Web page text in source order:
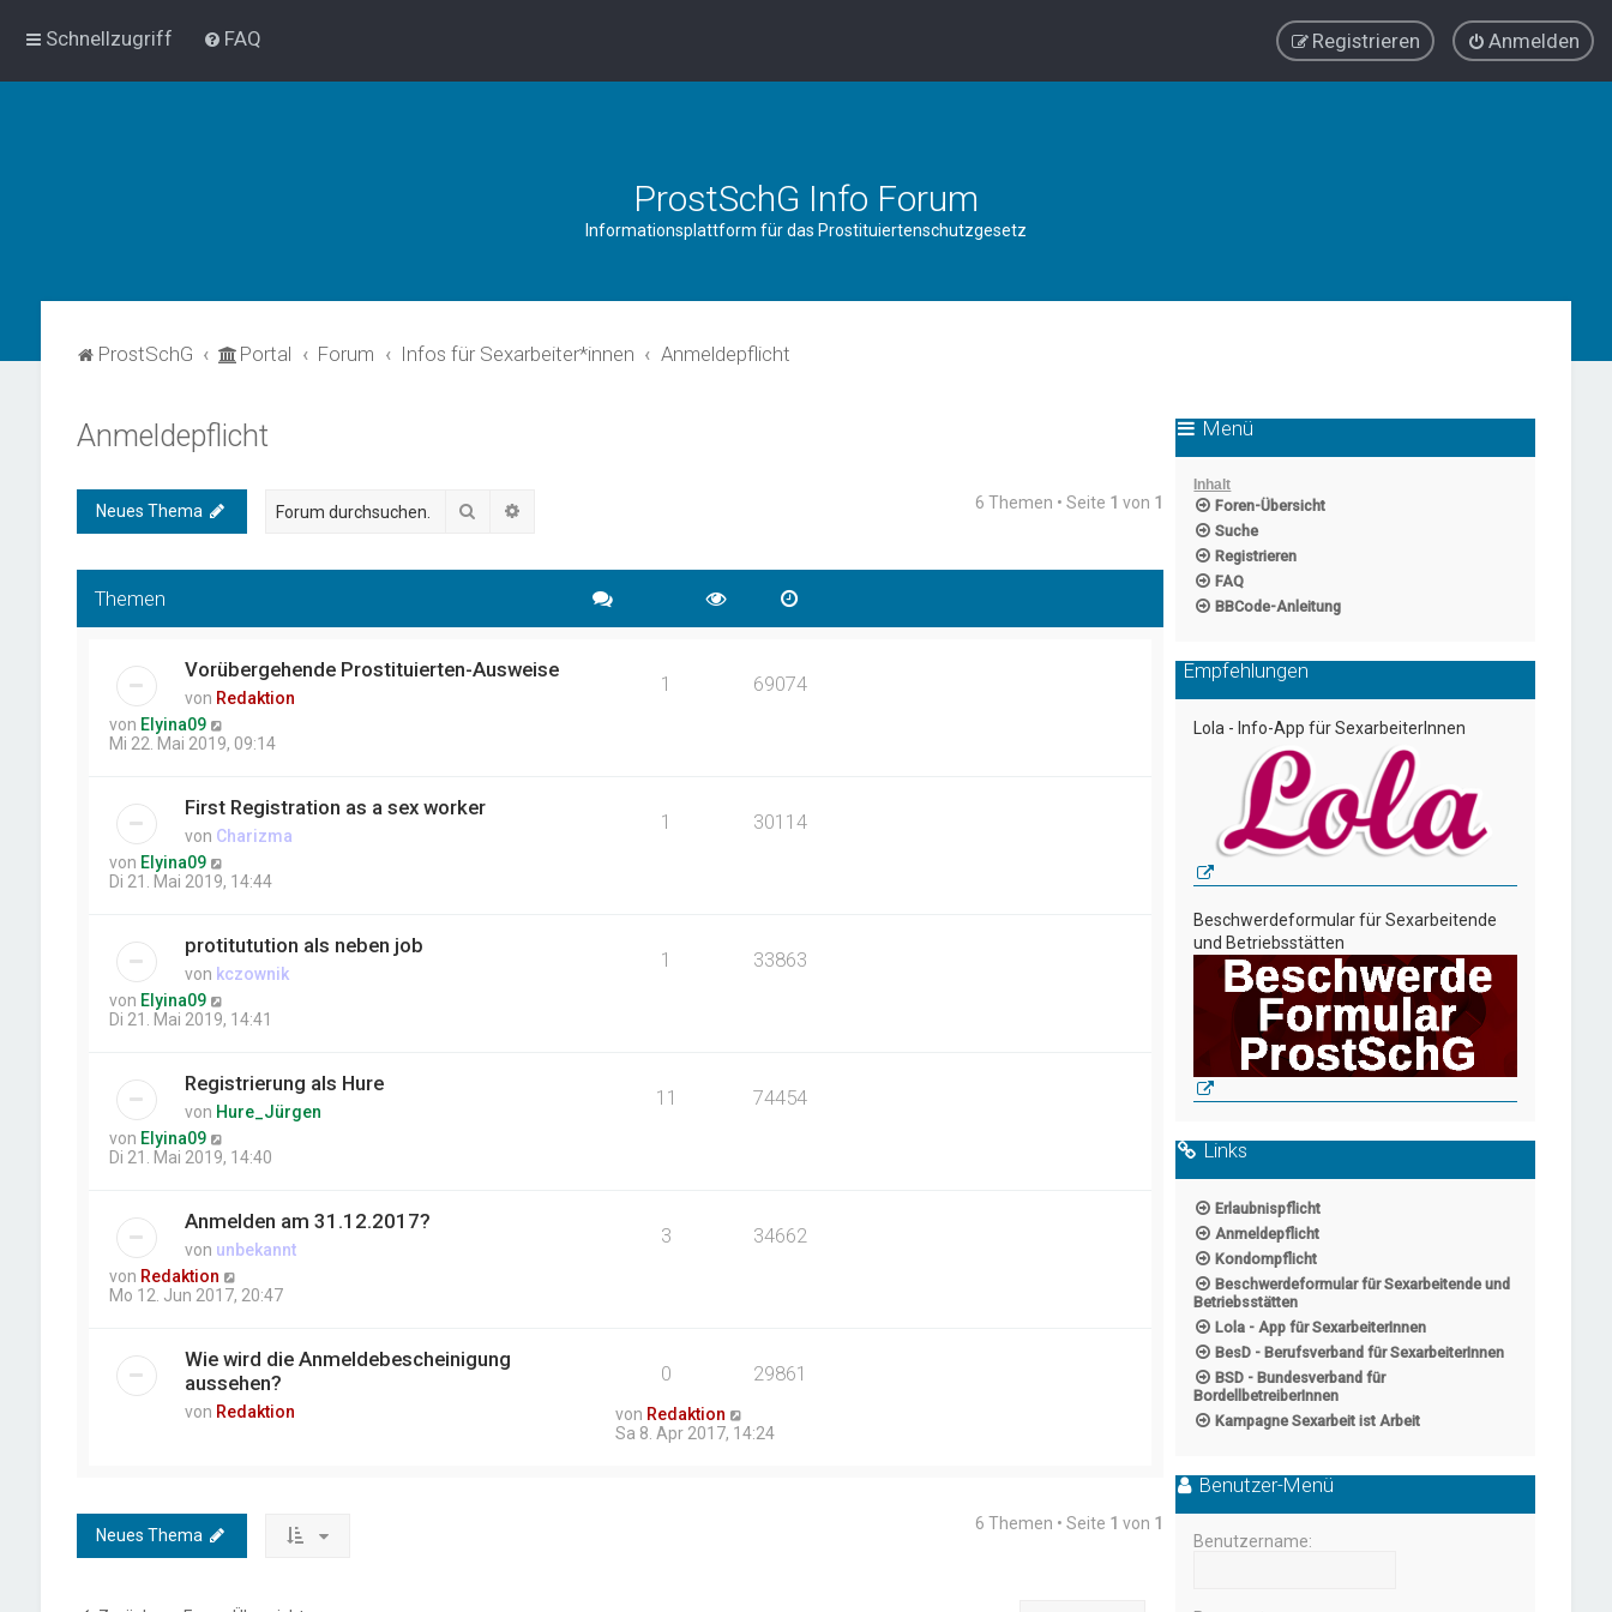
Schnellzugriff FAQ Anmelden
Registrieren
ProstSchG Info Forum
Informationsplattform für das Prostituiertenschutzgesetz
ProstSchG Portal Forum Infos für Sexarbeiter*innen Anmeldepflicht
Anmeldepflicht
Neues Thema Suche 6 Themen • Seite 1 von 1
Themen
Vorübergehende Prostituierten-Ausweise
von Redaktion
1 69074
von Elyina09
Mi 22. Mai 2019, 09:14
First Registration as a sex worker
von Charizma
1 30114
von Elyina09
Di 21. Mai 2019, 14:44
protitutution als neben job
von kczownik
1 33863
von Elyina09
Di 21. Mai 2019, 14:41
Registrierung als Hure
von Hure_Jürgen
11 74454
von Elyina09
Di 21. Mai 2019, 14:40
Anmelden am 31.12.2017?
von unbekannt
3 34662
von Redaktion
Mo 12. Jun 2017, 20:47
Wie wird die Anmeldebescheinigung
aussehen?
von Redaktion
0 29861
von Redaktion
Sa 8. Apr 2017, 14:24
Neues Thema
6 Themen • Seite 1 von 1
Menü
Inhalt
Foren-Übersicht
Suche
Registrieren
FAQ
BBCode-Anleitung
Empfehlungen
Lola - Info-App für SexarbeiterInnen
Beschwerdeformular für Sexarbeitende
und Betriebsstätten
Links
Erlaubnispflicht
Anmeldepflicht
Kondompflicht
Beschwerdeformular für Sexarbeitende und
Betriebsstätten
Lola - App für SexarbeiterInnen
BesD - Berufsverband für SexarbeiterInnen
BSD - Bundesverband für
BordellbetreiberInnen
Kampagne Sexarbeit ist Arbeit
Benutzer-Menü
Benutzername: